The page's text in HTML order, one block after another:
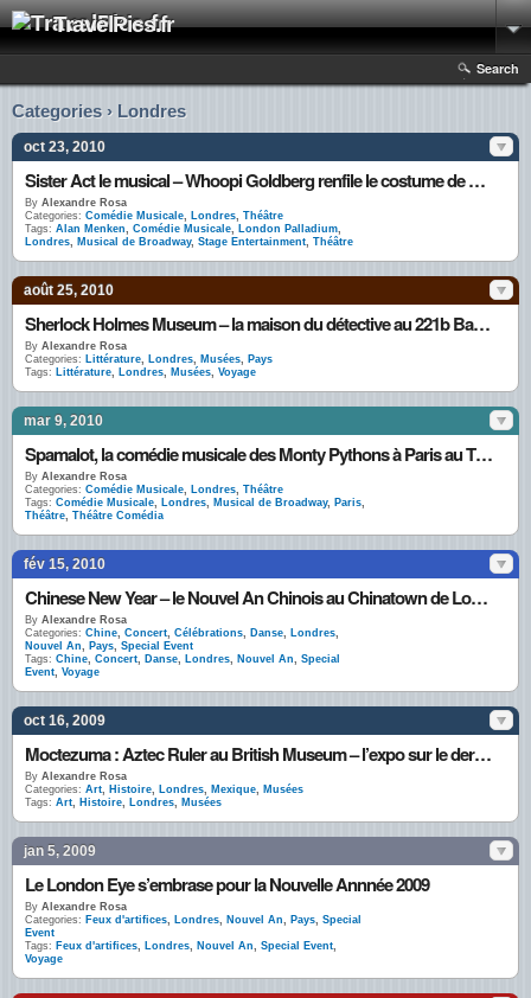
TravelPics.fr
Search
Categories › Londres
oct 23, 2010
Sister Act le musical – Whoopi Goldberg renfile le costume de nonne au London Palladium
By Alexandre Rosa
Categories: Comédie Musicale, Londres, Théâtre
Tags: Alan Menken, Comédie Musicale, London Palladium,
Londres, Musical de Broadway, Stage Entertainment, Théâtre
août 25, 2010
Sherlock Holmes Museum – la maison du détective au 221b Baker Street
By Alexandre Rosa
Categories: Littérature, Londres, Musées, Pays
Tags: Littérature, Londres, Musées, Voyage
mar 9, 2010
Spamalot, la comédie musicale des Monty Pythons à Paris au Théâtre Comédia
By Alexandre Rosa
Categories: Comédie Musicale, Londres, Théâtre
Tags: Comédie Musicale, Londres, Musical de Broadway, Paris,
Théâtre, Théâtre Comédia
fév 15, 2010
Chinese New Year – le Nouvel An Chinois au Chinatown de Londres
By Alexandre Rosa
Categories: Chine, Concert, Célébrations, Danse, Londres,
Nouvel An, Pays, Special Event
Tags: Chine, Concert, Danse, Londres, Nouvel An, Special
Event, Voyage
oct 16, 2009
Moctezuma : Aztec Ruler au British Museum – l’expo sur le dernier empereur Aztèque
By Alexandre Rosa
Categories: Art, Histoire, Londres, Mexique, Musées
Tags: Art, Histoire, Londres, Musées
jan 5, 2009
Le London Eye s’embrase pour la Nouvelle Annnée 2009
By Alexandre Rosa
Categories: Feux d'artifices, Londres, Nouvel An, Pays, Special
Event
Tags: Feux d'artifices, Londres, Nouvel An, Special Event,
Voyage